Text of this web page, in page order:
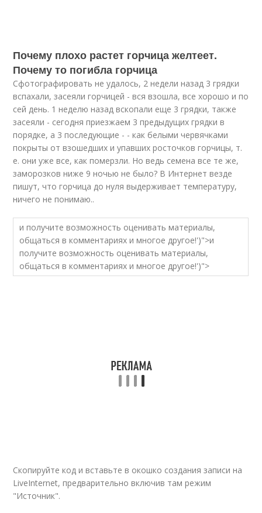
Почему плохо растет горчица желтеет.
Почему то погибла горчица
Сфотографировать не удалось, 2 недели назад 3 грядки
вспахали, засеяли горчицей - вся взошла, все хорошо и по
сей день. 1 неделю назад вскопали еще 3 грядки, также
засеяли - сегодня приезжаем 3 предыдущих грядки в
порядке, а 3 последующие - - как белыми червячками
покрыты от взошедших и упавших росточков горчицы, т.
е. они уже все, как померзли. Но ведь семена все те же,
заморозков ниже 9 ночью не было? В Интернет везде
пишут, что горчица до нуля выдерживает температуру,
ничего не понимаю..
и получите возможность оценивать материалы,
общаться в комментариях и многое другое!')">и
получите возможность оценивать материалы,
общаться в комментариях и многое другое!')">
Скопируйте код и вставьте в окошко создания записи на
LiveInternet, предварительно включив там режим
"Источник".